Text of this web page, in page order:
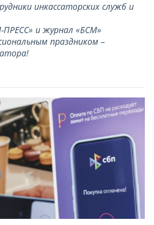
инкассаторских служб и
и журнал «БСМ»
праздником –